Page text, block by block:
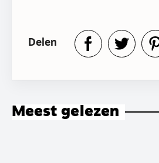
Delen
Meest gelezen